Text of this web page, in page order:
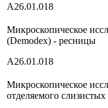
А26.01.018
Микроскопическое
(Demodex) - ресницы
А26.01.018
Микроскопическое
отделяемого